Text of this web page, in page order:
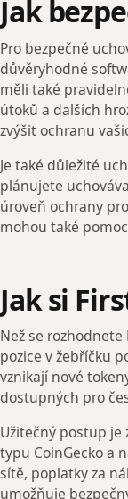
Jak
Pro bezpečné
důvěryhodné
měli také
útoků a dalších
zvýšit ochranu
Je také důležité
plánujete
úroveň ochrany
mohou také
Jak si
Než se
pozice v žebříčku
vznikají nové
dostupných pro
Užitečný postup
typu CoinGecko a
sítě, poplatky za
umožňuje